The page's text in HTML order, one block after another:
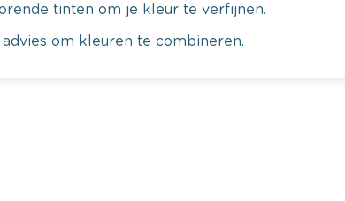
tinten om je kleur te verfijnen.
om kleuren te combineren.